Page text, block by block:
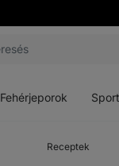
Fehérjeporok
Receptek